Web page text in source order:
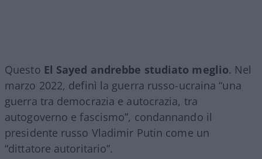
Questo El Sayed andrebbe studiato meglio. Nel
marzo 2022, definì la guerra russo-ucraina “una
guerra tra democrazia e autocrazia, tra
autogoverno e fascismo”, condannando il
presidente russo Vladimir Putin come un
“dittatore autoritario”.